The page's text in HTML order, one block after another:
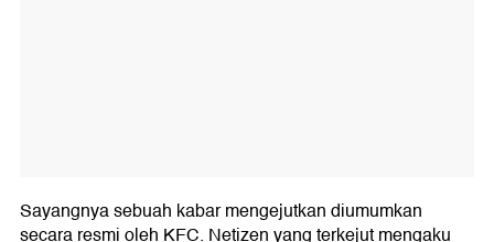
Sayangnya sebuah kabar mengejutkan diumumkan
secara resmi oleh KFC. Netizen yang terkejut mengaku